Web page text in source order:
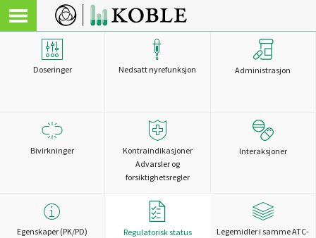
Doseringer Nedsatt nyrefunksjon Administrasjon
Bivirkninger
Kontraindikasjoner
Advarsler og
forsiktighetsregler
Interaksjoner
Egenskaper (PK/PD)
Regulatorisk status
Legemidler i samme ATC-